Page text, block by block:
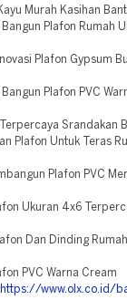
Murah Kasihan
Plafon Rumah
Plafon Gypsum
Plafon PVC
Srandakan
Plafon Untuk Teras
Plafon PVC
Ukuran 4x6
Dan Dinding
PVC Warna Cream
https://www.olx.co.id/